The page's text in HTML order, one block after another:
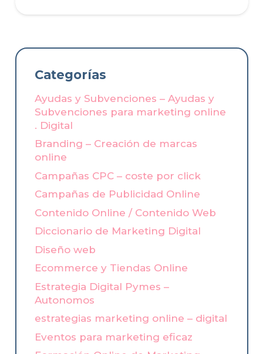
Categorías
Ayudas y Subvenciones – Ayudas y
Subvenciones para marketing online
. Digital
Branding – Creación de marcas
online
Campañas CPC – coste por click
Campañas de Publicidad Online
Contenido Online / Contenido Web
Diccionario de Marketing Digital
Diseño web
Ecommerce y Tiendas Online
Estrategia Digital Pymes –
Autonomos
estrategias marketing online – digital
Eventos para marketing eficaz